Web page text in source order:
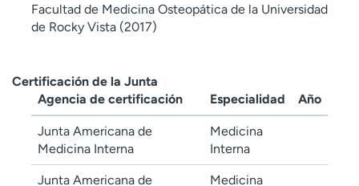
Facultad de Medicina Osteopática de la Universidad
de Rocky Vista (2017)
Certificación de la Junta
Agencia de certificación
Especialidad Año
Junta Americana de
Medicina Interna
Medicina
Interna
Junta Americana de
Medicina